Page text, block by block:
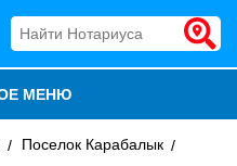
МЕНЮ
Поселок Карабалык